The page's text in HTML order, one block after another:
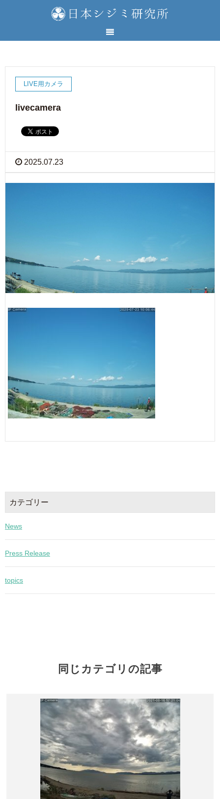
LIVE用カメラ
livecamera
2025.07.23
カテゴリー
News
Press Release
topics
同じカテゴリの記事